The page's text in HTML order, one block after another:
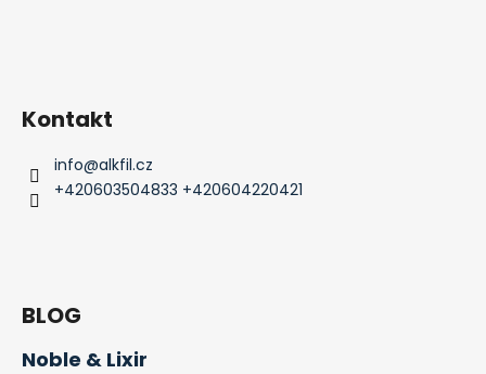
Kontakt
info@alkfil.cz
+420603504833 +420604220421
BLOG
Noble & Lixir